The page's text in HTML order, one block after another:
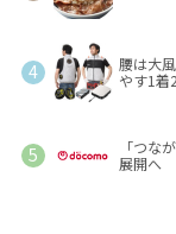
腰は大
やす1着
「つな
展開へ